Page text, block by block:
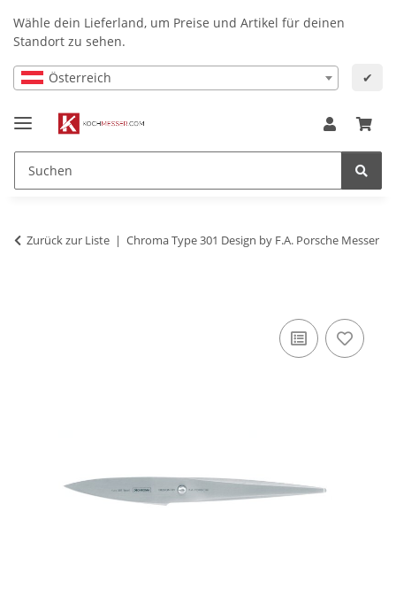
Wähle dein Lieferland, um Preise und Artikel für deinen
Standort zu sehen.
Österreich ✔
Zurück zur Liste Chroma Type 301 Design by F.A. Porsche Messer